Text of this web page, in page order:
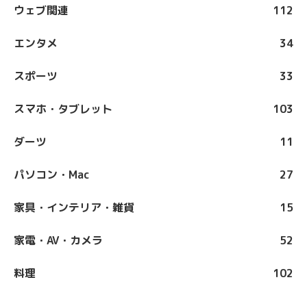
ウェブ関連 112
エンタメ 34
スポーツ 33
スマホ・タブレット 103
ダーツ 11
パソコン・Mac 27
家具・インテリア・雑貨 15
家電・AV・カメラ 52
料理 102